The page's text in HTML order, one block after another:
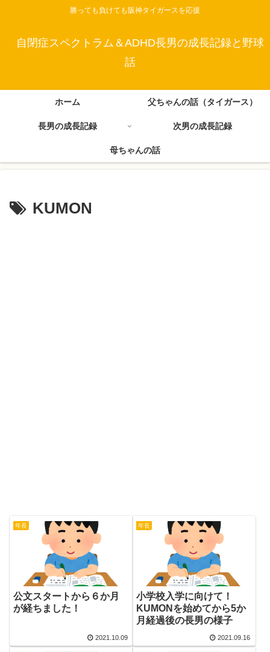
勝っても負けても阪神タイガースを応援
自閉症スペクトラム＆ADHD長男の成長記録と野球
話
ホーム 父ちゃんの話（タイガース）
長男の成長記録 次男の成長記録
母ちゃんの話
KUMON
年長
公文スタートから６か月
が経ちました！
2021.10.09
年長
小学校入学に向けて！
KUMONを始めてから5か
月経過後の長男の様子
2021.09.16